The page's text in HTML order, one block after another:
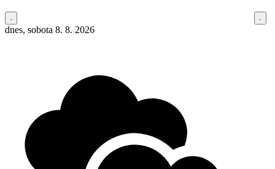
dnes, sobota 8. 8. 2026